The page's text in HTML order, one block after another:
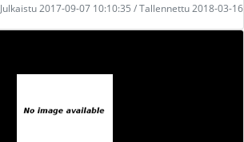
Julkaistu 2017-09-07 10:10:35 / Tallennettu 2018-03-16